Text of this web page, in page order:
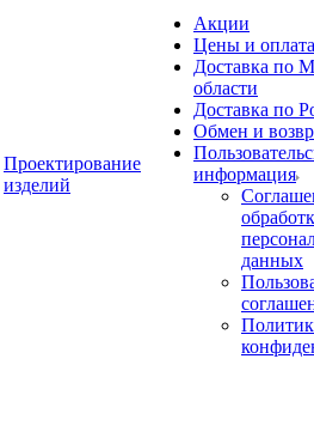
Проектирование
изделий
Акции
Цены и оплата
Доставка по
области
Доставка по
Обмен и
информация
данных